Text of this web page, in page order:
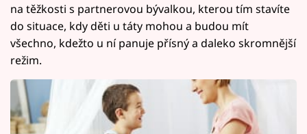
na těžkosti s partnerovou bývalkou, kterou tím stavíte
do situace, kdy děti u táty mohou a budou mít
všechno, kdežto u ní panuje přísný a daleko skromnější
režim.